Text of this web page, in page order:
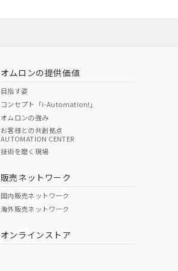
O
オムロンの提供価値
目指す姿
コンセプト「i-Automation!」
オムロンの強み
お客様との共創拠点
AUTOMATION CENTER
技術を磨く現場
販売ネットワーク
国内販売ネットワーク
海外販売ネットワーク
オンラインストア